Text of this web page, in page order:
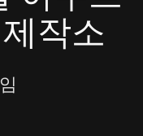
작소